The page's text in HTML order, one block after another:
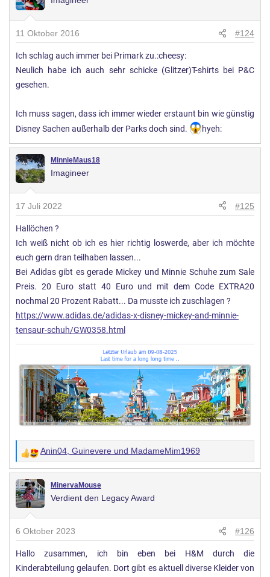
11 Oktober 2016 #124
Ich schlag auch immer bei Primark zu.:cheesy:
Neulich habe ich auch sehr schicke (Glitzer)T-shirts bei P&C
gesehen.
Ich muss sagen, dass ich immer wieder erstaunt bin wie günstig
Disney Sachen außerhalb der Parks doch sind.
hyeh:
MinnieMaus18
Imagineer
17 Juli 2022 #125
Hallöchen ?
Ich weiß nicht ob ich es hier richtig loswerde, aber ich möchte
euch gern dran teilhaben lassen...
Bei Adidas gibt es gerade Mickey und Minnie Schuhe zum Sale
Preis. 20 Euro statt 40 Euro und mit dem Code EXTRA20
nochmal 20 Prozent Rabatt... Da musste ich zuschlagen ?
https://www.adidas.de/adidas-x-disney-mickey-and-minnie-
tensaur-schuh/GW0358.html
W
e
r
t
g
e
n
Anin04 Guinevere und MadameMim1969
MinervaMouse
Verdient den Legacy Award
6 Oktober 2023 #126
Hallo zusammen, ich bin eben bei H&M durch die
Kinderabteilung gelaufen. Dort gibt es aktuell diverse Kleider von